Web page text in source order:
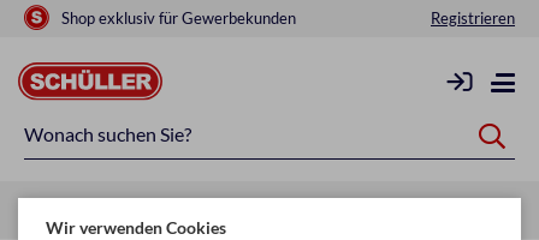
Shop exklusiv für Gewerbekunden Registrieren
Wir verwenden Cookies